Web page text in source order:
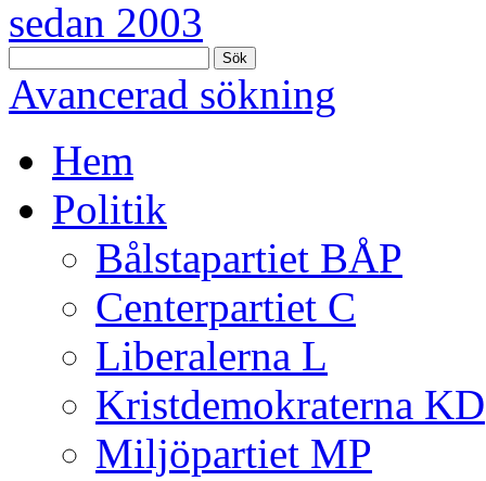
Sök
Avancerad sökning
Hem
Politik
Bålstapartiet BÅP
Centerpartiet C
Liberalerna L
Kristdemokraterna KD
Miljöpartiet MP